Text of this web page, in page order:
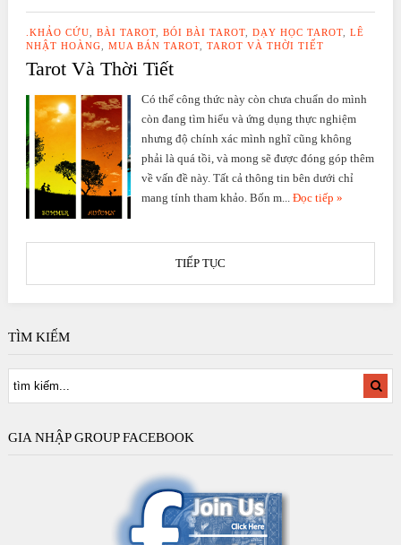
.KHẢO CỨU, BÀI TAROT, BÓI BÀI TAROT, DẠY HỌC TAROT, LÊ
NHẬT HOÀNG, MUA BÁN TAROT, TAROT VÀ THỜI TIẾT
Tarot Và Thời Tiết
Có thể công thức này còn chưa chuẩn do mình
còn đang tìm hiểu và ứng dụng thực nghiệm
nhưng độ chính xác mình nghĩ cũng không
phải là quá tồi, và mong sẽ được đóng góp thêm
về vấn đề này. Tất cả thông tin bên dưới chỉ
mang tính tham khảo. Bốn m... Đọc tiếp »
TIẾP TỤC
TÌM KIẾM
GIA NHẬP GROUP FACEBOOK